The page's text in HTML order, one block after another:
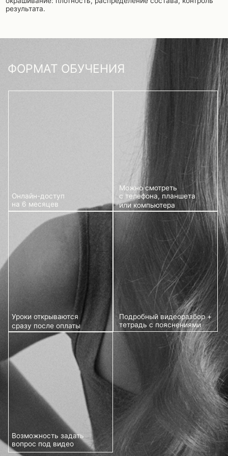
Подробный видеоразбор +
тетрадь с пояснениями
Возможность задать
вопрос под видео
ЧТО ВЫ ПОЛУЧИТЕ